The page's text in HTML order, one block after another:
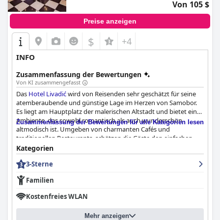
Von 105 $
Preise anzeigen
$ +4
INFO
Zusammenfassung der Bewertungen
Von KI zusammengefasst
Das Hotel Livadićwird von Reisenden sehr geschätzt für seine
atemberaubende und günstige Lage im Herzen von Samobor.
Es liegt am Hauptplatz der malerischen Altstadt und bietet ein
Ambiente, das sowohl romantisch als auch wunderschön
altmodisch ist. Umgeben von charmanten Cafés und
traditionellen Restaurants, schätzen die Gäste den einfachen
Zugang zu nahegelegenen Sehenswürdigkeiten und die
reichlichen Parkmöglichkeiten. Das historische Gebäude verleiht
dem Hotel Charakter, und die Zimmer werden als groß, sauber
und voller Charme beschrieben. Das freundliche und einladende
Personal verstärkt zusätzlich die Attraktivität dieser zentralen
und reizvollen Lage.
Das Frühstückserlebnis imHotel Livadićerhält im Allgemeinen
positives Feedback. Die Gäste genießen das Frühstück in einer
Zusammenfassung der Bewertungen für alle Kategorien lesen
Kategorien
3-Sterne
Familien
Kostenfreies WLAN
Mehr anzeigen